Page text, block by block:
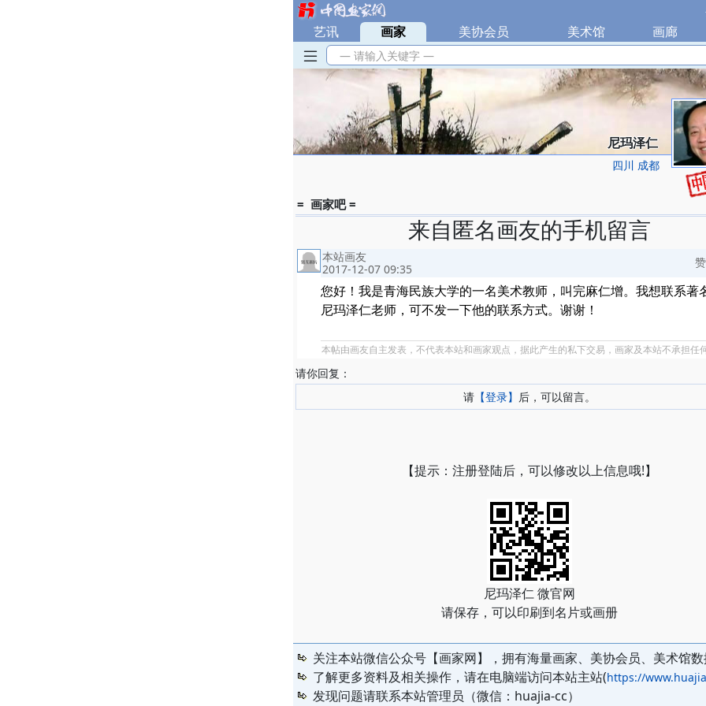
艺讯 | 画家 美协会员 美术馆 画廊
— 请输入关键字 —
尼玛泽仁
四川 成都
= 画家吧 =
来自匿名画友的手机留言
本站画友
2017-12-07 09:35
您好！我是青海民族大学的一名美术教师，叫完麻仁增。我想联系著
尼玛泽仁老师，可不发一下他的联系方式。谢谢！
本帖由画友自主发表，不代表本站和画家观点，据此产生的私下交易，画家及本站不承担任
请你回复：
请 【登录】 后，可以留言。
【提示：注册登陆后，可以修改以上信息哦!】
尼玛泽仁 微官网
请保存，可以印刷到名片或画册
关注本站微信公众号【画家网】，拥有海量画家、美协会员、美术馆数
了解更多资料及相关操作，请在电脑端访问本站主站(https://
发现问题请联系本站管理员（微信：huajia-cc）